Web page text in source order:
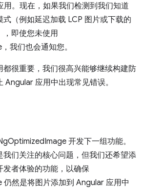
用。现在，如果我们检测到我们知道
（例如延迟加载 LCP 图片或下载的
，即使您未使用
我们也会通知您。
都很重要，我们很高兴能够继续构建防
Angular 应用中出现常见错误。
开发下一组功能。
我们关注的核心问题，但我们还希望添
发者体验的功能，以确保
然是将图片添加到 Angular 应用中